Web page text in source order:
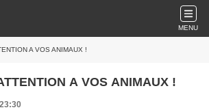
MENU
A VOS ANIMAUX !
A VOS ANIMAUX !